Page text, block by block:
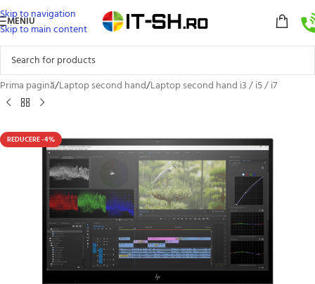
Skip to navigation
Skip to main content
MENIU
Prima pagină/Laptop second hand/Laptop second hand i3 / i5 / i7
REDUCERE -4%